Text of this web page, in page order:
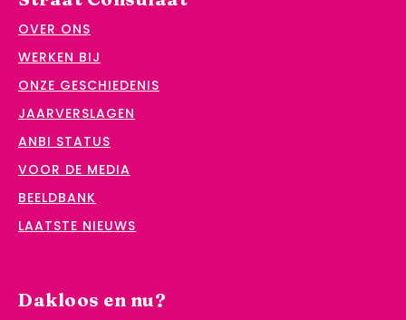
OVER ONS
WERKEN BIJ
ONZE GESCHIEDENIS
JAARVERSLAGEN
ANBI STATUS
VOOR DE MEDIA
BEELDBANK
LAATSTE NIEUWS
Dakloos en nu?